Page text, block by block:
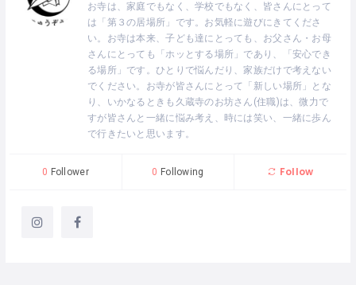
お寺は、家庭でもなく、学校でもなく、皆さんにとって
は「第３の居場所」です。お気軽に遊びにきてくださ
い。お寺は本来、子ども達にとっても、お父さん・お母
さんにとっても「ホッとする場所」であり、「安心でき
る場所」です。ひとりで悩んだり、家族だけで考えない
でください。お寺が皆さんにとって「新しい場所」とな
り、いかなるときも久蔵寺のお坊さん(住職)は、微力で
すが皆さんと一緒に悩み考え、時には笑い、一緒に歩ん
で行きたいと思います。
0 Follower 0 Following Follow